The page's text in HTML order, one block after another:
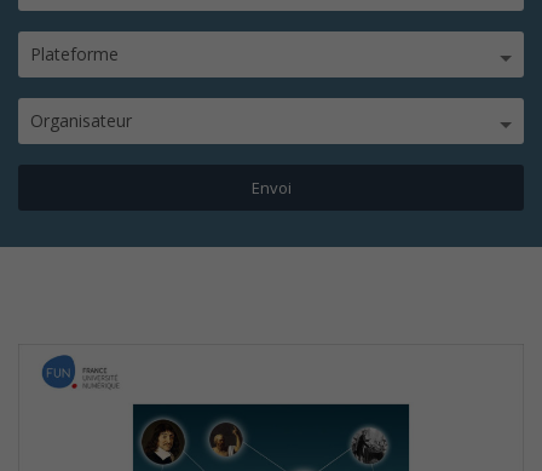
Plateforme
Organisateur